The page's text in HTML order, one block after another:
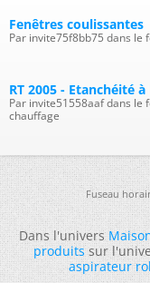
Fenêtres coulissantes
Par invite75f8bb75 dans
RT 2005 - Etanchéité
Par invite51558aaf dans
chauffage
Fuseau
Dans l'univers
produitssur
aspirateur